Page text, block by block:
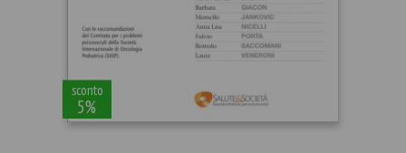
sconto
5%